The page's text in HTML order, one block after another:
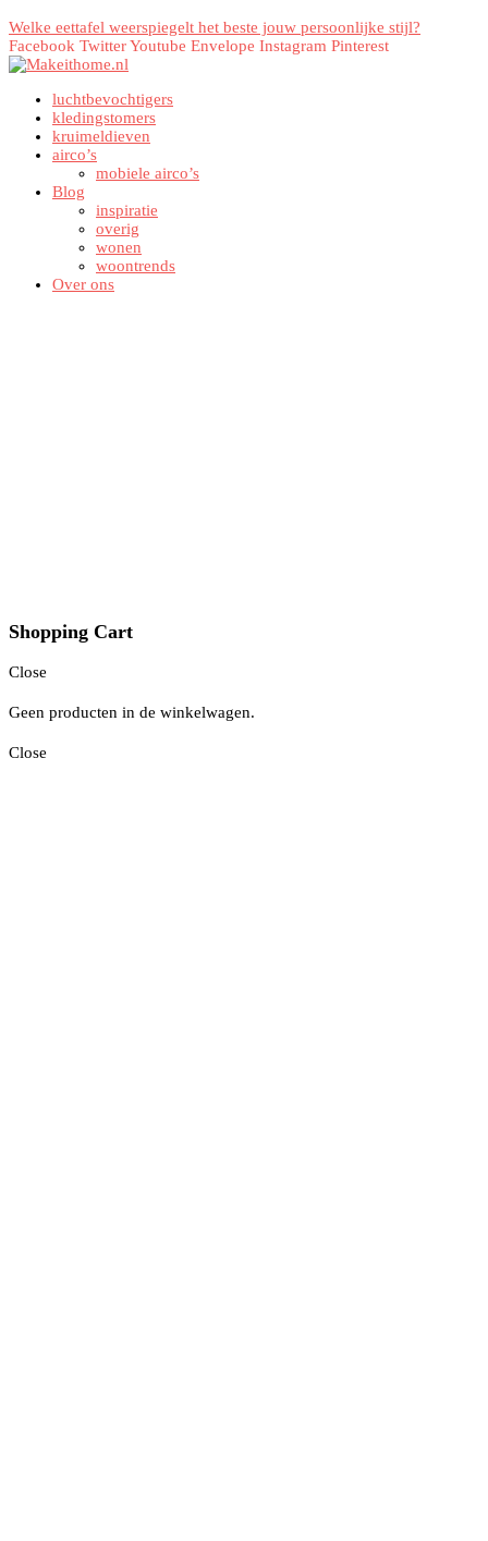
Welke eettafel weerspiegelt het beste jouw persoonlijke stijl?
Facebook TwitterYoutube Envelope Instagram Pinterest
luchtbevochtigers
kledingstomers
kruimeldieven
airco’s
mobiele airco’s
Blog
inspiratie
overig
wonen
woontrends
Over ons
Shopping Cart
Close
Geen producten in de winkelwagen.
Close